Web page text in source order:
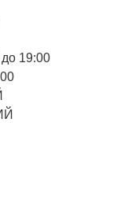
до 19:00